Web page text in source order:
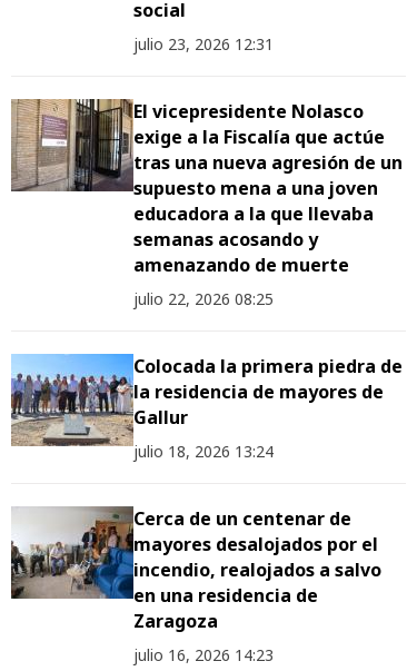
social
julio 23, 2026 12:31
El vicepresidente Nolasco
exige a la Fiscalía que actúe
tras una nueva agresión de un
supuesto mena a una joven
educadora a la que llevaba
semanas acosando y
amenazando de muerte
julio 22, 2026 08:25
Colocada la primera piedra de
la residencia de mayores de
Gallur
julio 18, 2026 13:24
Cerca de un centenar de
mayores desalojados por el
incendio, realojados a salvo
en una residencia de
Zaragoza
julio 16, 2026 14:23